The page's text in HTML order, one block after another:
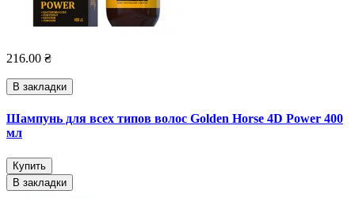
216.00 ₴
В закладки
Шампунь для всех типов волос Golden Horse 4D Power 400
мл
Купить
В закладки